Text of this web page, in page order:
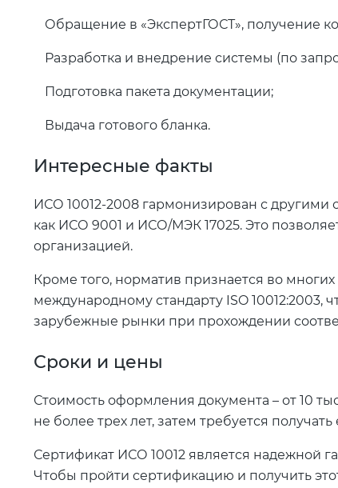
Обращение в «ЭкспертГОСТ», получение
Разработка и внедрение системы (по
Подготовка пакета документации;
Выдача готового бланка.
Интересные факты
ИСО 10012-2008 гармонизирован с другими
как ИСО 9001 и ИСО/МЭК 17025. Это
организацией.
Кроме того, норматив признается во
международному стандарту ISO 10012:2003,
зарубежные рынки при прохождении
Сроки и цены
Стоимость оформления документа – от 10
не более трех лет, затем требуется получать
Сертификат ИСО 10012 является надежной
Чтобы пройти сертификацию и получить